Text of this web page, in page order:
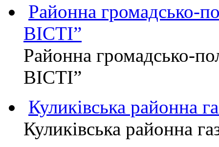
Районна громадсько-
ВІСТІ”
Районна громадсько-
ВІСТІ”
Куликівська районна
Куликівська районна